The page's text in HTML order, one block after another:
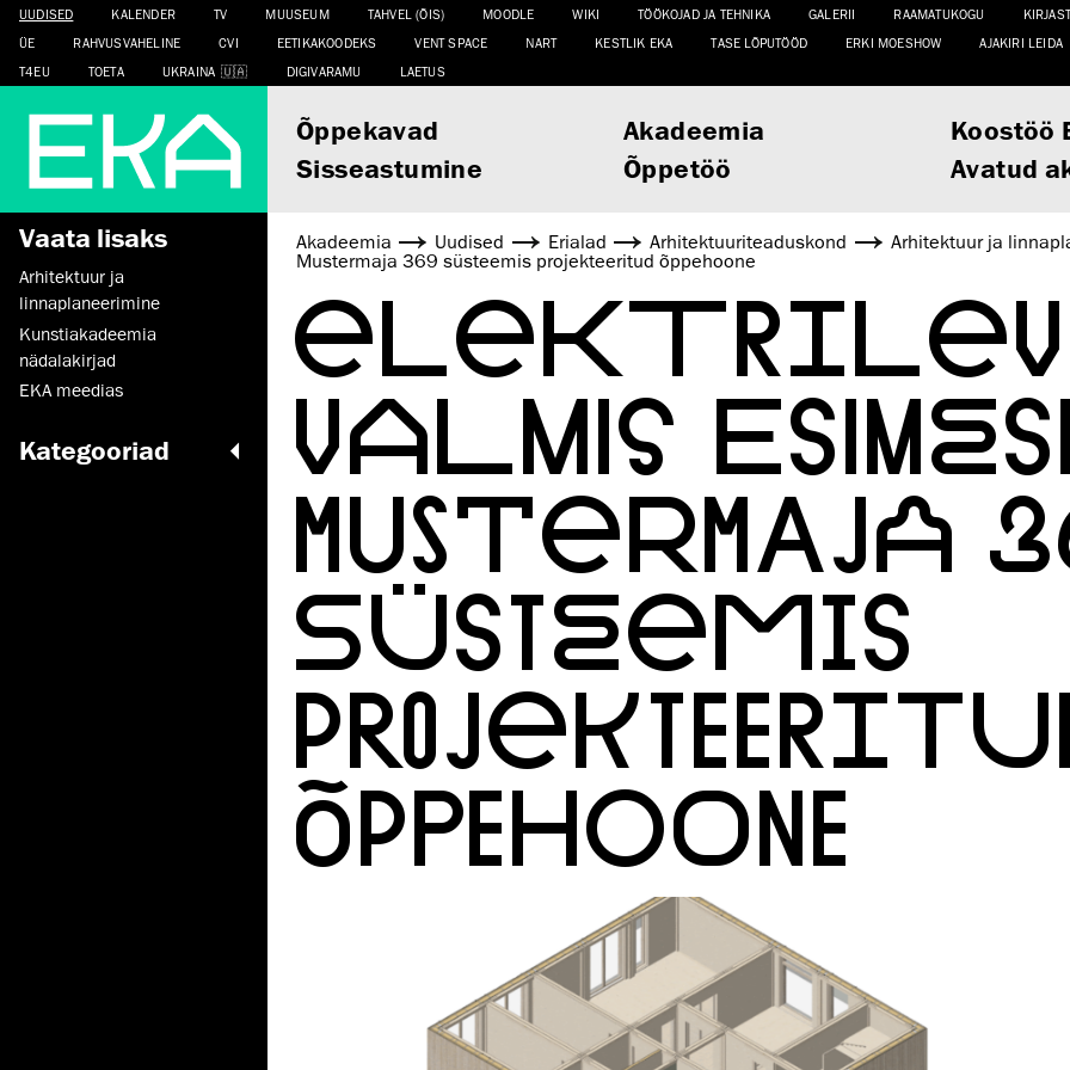
UUDISED KALENDER TV MUUSEUM TAHVEL (ÕIS) MOODLE WIKI TÖÖKOJAD JA TEHNIKA GALERII RAAMATUKOGU
ÜE
RAHVUSVAHELINE CVI EETIKAKOODEKS VENT SPACE NART KESTLIK EKA TASE LÕPUTÖÖD ERKI MOESHOW
AJAKIRI LEIDA
T4EU
TOETA UKRAINA DIGIVARAMU LAETUS
Õppekavad Akadeemia
Koostöö
Sisseastumine
Õppetöö Avatud
Vaata lisaks
Arhitektuur ja
linnaplaneerimine
Kunstiakadeemia
nädalakirjad
EKA meedias
Kategooriad
Akadeemia Uudised Erialad Arhitektuuri­teaduskond
Arhitektuur ja
Mustermaja 369 süsteemis projekteeritud õppehoone
VALMIS
MUSTERMAJA
SÜSTEEMIS
ÕPPEHOONE